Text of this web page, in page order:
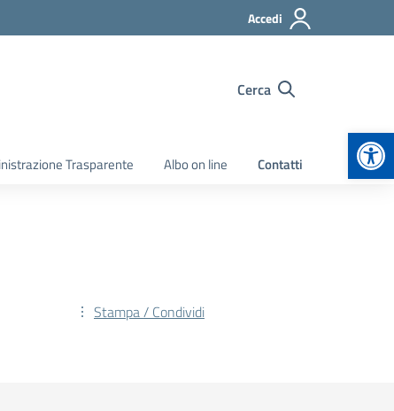
Accedi
Cerca
Trasparente Albo on line Contatti
Stampa / Condividi